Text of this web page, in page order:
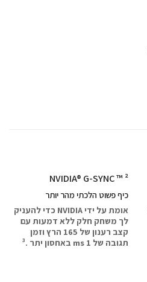
NVIDIA® G-SYNC ™ ²
כיף פשוט הלכתי מהר יותר
אומת על ידי NVIDIA כדי להעניק
לך משחק חלק ללא דמעות עם
קצב רענון של 165 הרץ וזמן
תגובה של 1 ms באחסון יתר .³